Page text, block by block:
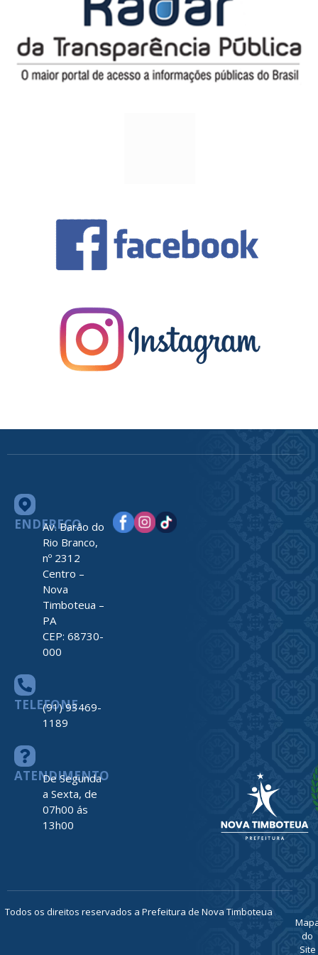
ENDEREÇO
Av. Barão do
Rio Branco,
nº 2312
Centro –
Nova
Timboteua –
PA
CEP: 68730-
000
TELEFONE
(91) 93469-
1189
ATENDIMENTO
De Segunda
a Sexta, de
07h00 ás
13h00
Todos os direitos reservados a Prefeitura de Nova Timboteua
do
Site